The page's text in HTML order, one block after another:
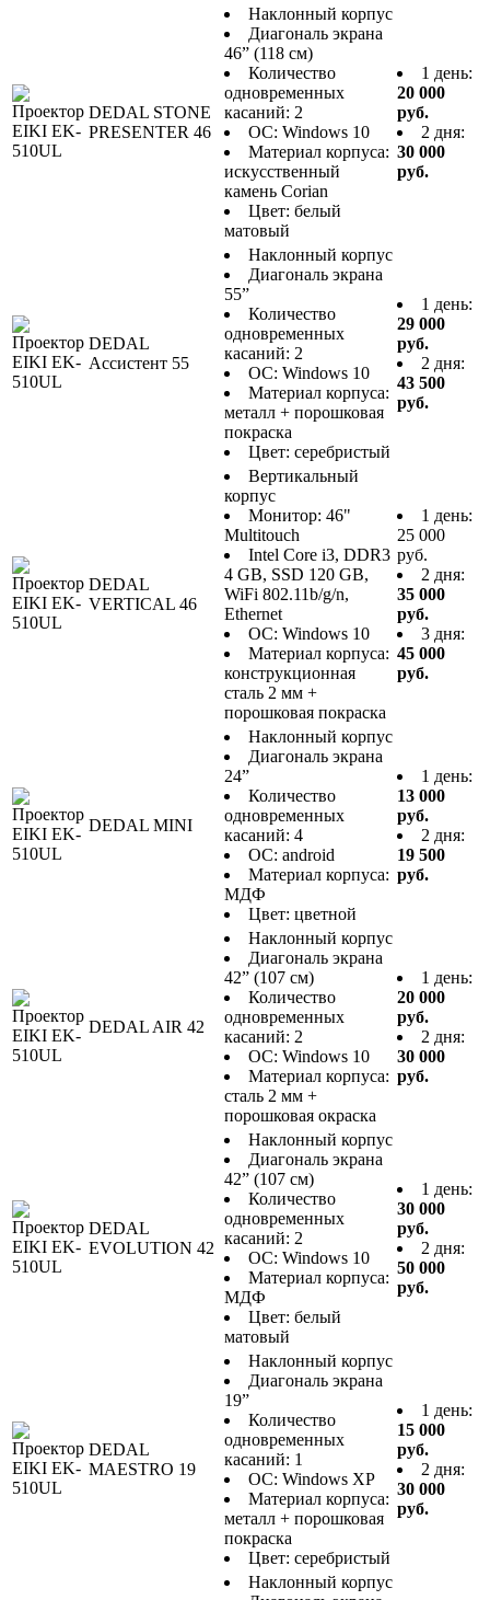
DEDAL STONE
PRESENTER 46
Наклонный корпус
Диагональ экрана
46” (118 см)
Количество
одновременных
касаний: 2
ОС: Windows 10
Материал корпуса:
искусственный
камень Corian
Цвет: белый
матовый
1 день:
20 000
руб.
2 дня:
30 000
руб.
DEDAL
Ассистент 55
Наклонный корпус
Диагональ экрана
55”
Количество
одновременных
касаний: 2
ОС: Windows 10
Материал корпуса:
металл + порошковая
покраска
Цвет: серебристый
1 день:
29 000
руб.
2 дня:
43 500
руб.
DEDAL
VERTICAL 46
Вертикальный
корпус
Монитор: 46"
Multitouch
Intel Core i3, DDR3
4 GB, SSD 120 GB,
WiFi 802.11b/g/n,
Ethernet
ОС: Windows 10
Материал корпуса:
конструкционная
сталь 2 мм +
порошковая покраска
1 день:
25 000
руб.
2 дня:
35 000
руб.
3 дня:
45 000
руб.
DEDAL MINI
Наклонный корпус
Диагональ экрана
24”
Количество
одновременных
касаний: 4
ОС: android
Материал корпуса:
МДФ
Цвет: цветной
1 день:
13 000
руб.
2 дня:
19 500
руб.
DEDAL AIR 42
Наклонный корпус
Диагональ экрана
42” (107 см)
Количество
одновременных
касаний: 2
ОС: Windows 10
Материал корпуса:
сталь 2 мм +
порошковая окраска
1 день:
20 000
руб.
2 дня:
30 000
руб.
DEDAL
EVOLUTION 42
Наклонный корпус
Диагональ экрана
42” (107 см)
Количество
одновременных
касаний: 2
ОС: Windows 10
Материал корпуса:
МДФ
Цвет: белый
матовый
1 день:
30 000
руб.
2 дня:
50 000
руб.
DEDAL
MAESTRO 19
Наклонный корпус
Диагональ экрана
19”
Количество
одновременных
касаний: 1
ОС: Windows XP
Материал корпуса:
металл + порошковая
покраска
Цвет: серебристый
1 день:
15 000
руб.
2 дня:
30 000
руб.
Наклонный корпус